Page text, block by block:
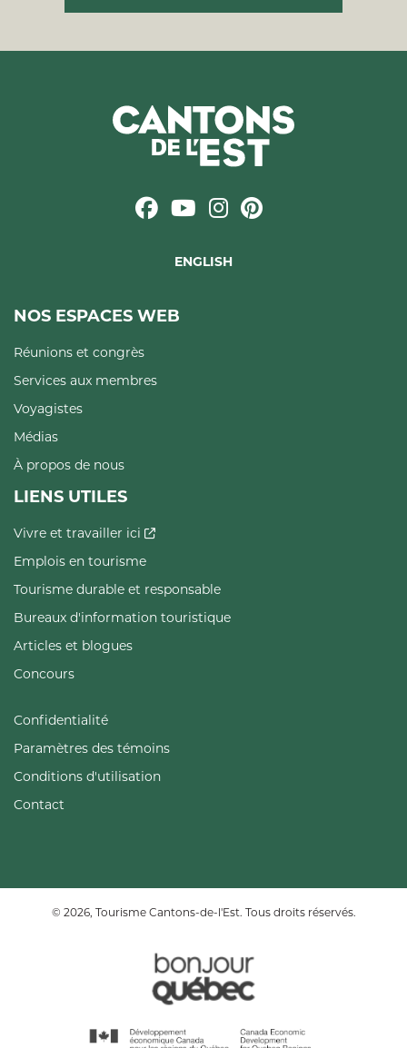
ENGLISH
NOS ESPACES WEB
Réunions et congrès
Services aux membres
Voyagistes
Médias
À propos de nous
LIENS UTILES
Vivre et travailler ici
Emplois en tourisme
Tourisme durable et responsable
Bureaux d'information touristique
Articles et blogues
Concours
Confidentialité
Paramètres des témoins
Conditions d'utilisation
Contact
© 2026, Tourisme Cantons-de-l'Est. Tous droits réservés.